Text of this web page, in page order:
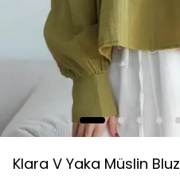
Klara V Yaka Müslin Bluz